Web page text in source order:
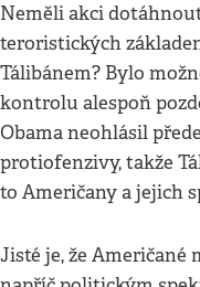
Neměli akci
teroristických
Tálibánem? Bylo
kontrolu alespoň
Obama neohlásil
protiofenzivy, takže
to Američany a jejich
Jisté je, že